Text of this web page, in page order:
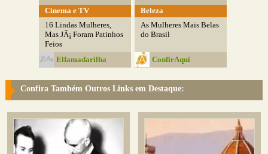
Cinema e TV
16 Lindas Mulheres,
Mas JÃ¡ Foram Patinhos
Feios
Elfamadarilha
Beleza
As Mulheres Mais Belas
do Brasil
ConfirAqui
Confira Também Outros Links em Destaque: